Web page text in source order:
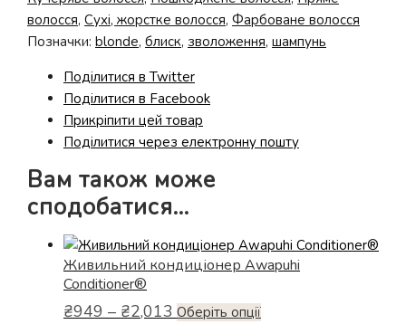
волосся
Platinum
Violet
Shampoo
кількість
волосся, Сухі, жорстке волосся, Фарбоване волосся
Позначки: blonde, блиск, зволоження, шампунь
Поділитися в Twitter
Поділитися в Facebook
Прикріпити цей товар
Поділитися через електронну пошту
Вам також може
сподобатися…
Живильний кондиціонер Awapuhi
Conditioner®
₴949 – ₴2,013 Діапазон
Оберіть опціїЦей